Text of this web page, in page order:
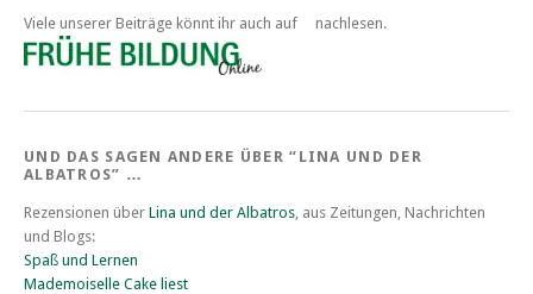
Viele unserer Beiträge könnt ihr auch auf nachlesen.
UND DAS SAGEN ANDERE ÜBER “LINA UND DER
ALBATROS” …
Rezensionen über Lina und der Albatros , aus Zeitungen, Nachrichten
und Blogs:
Spaß und Lernen
Mademoiselle Cake liest